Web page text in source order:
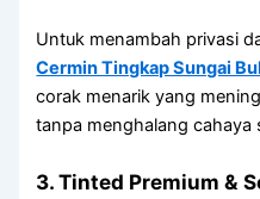
Untuk menambah privasi
Cermin Tingkap Sungai
corak menarik yang
tanpa menghalang cahaya
3. Tinted Premium &